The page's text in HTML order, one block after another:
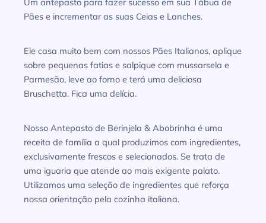
Um antepasto para fazer sucesso em sua Tábua de
Pães e incrementar as suas Ceias e Lanches.
Ele casa muito bem com nossos Pães Italianos, aplique
sobre pequenas fatias e salpique com mussarsela e
Parmesão, leve ao forno e terá uma deliciosa
Bruschetta. Fica uma delícia.
Nosso Antepasto de Berinjela & Abobrinha é uma
receita de família a qual produzimos com ingredientes,
exclusivamente frescos e selecionados. Se trata de
uma iguaria que atende ao mais exigente palato.
Utilizamos uma seleção de ingredientes que reforça
nossa orientação pela cozinha italiana.